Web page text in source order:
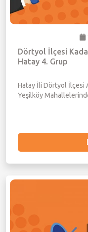
Dörtyol İlçesi
Hatay 4. Grup
Hatay İli Dörtyol İlçesi
Yeşilköy